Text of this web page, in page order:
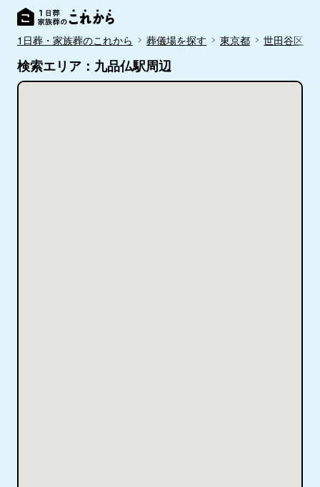
1日葬・家族葬のこれから 葬儀場を探す 東京都 世田谷区
検索エリア：九品仏駅周辺